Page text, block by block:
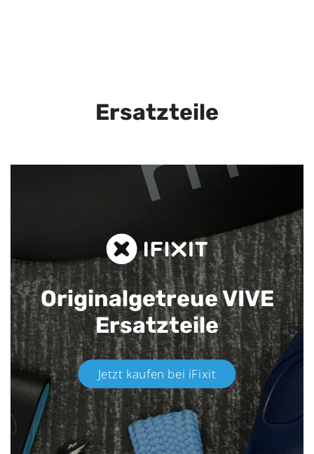
Ersatzteile
Originalgetreue VIVE
Ersatzteile
Jetzt kaufen bei iFixit​